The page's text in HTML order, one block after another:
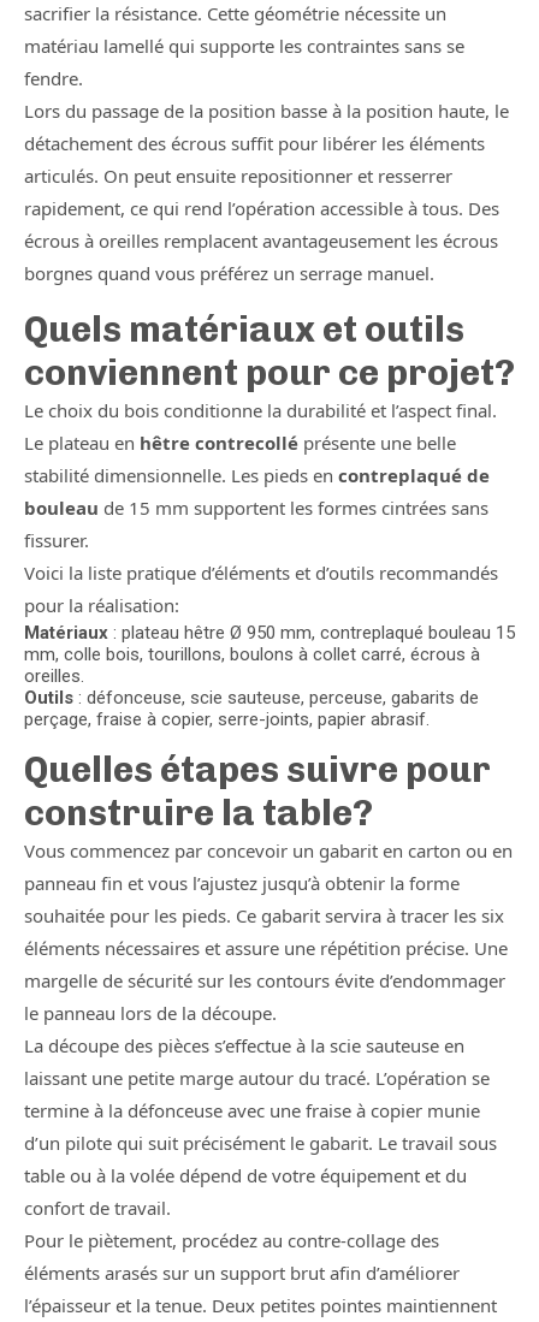
sacrifier la résistance. Cette géométrie nécessite un
matériau lamellé qui supporte les contraintes sans se
fendre.
Lors du passage de la position basse à la position haute, le
détachement des écrous suffit pour libérer les éléments
articulés. On peut ensuite repositionner et resserrer
rapidement, ce qui rend l’opération accessible à tous. Des
écrous à oreilles remplacent avantageusement les écrous
borgnes quand vous préférez un serrage manuel.
Quels matériaux et outils
conviennent pour ce projet?
Le choix du bois conditionne la durabilité et l’aspect final.
Le plateau en hêtre contrecollé présente une belle
stabilité dimensionnelle. Les pieds en contreplaqué de
bouleau de 15 mm supportent les formes cintrées sans
fissurer.
Voici la liste pratique d’éléments et d’outils recommandés
pour la réalisation:
Matériaux : plateau hêtre Ø 950 mm, contreplaqué bouleau 15
mm, colle bois, tourillons, boulons à collet carré, écrous à
oreilles.
Outils : défonceuse, scie sauteuse, perceuse, gabarits de
perçage, fraise à copier, serre-joints, papier abrasif.
Quelles étapes suivre pour
construire la table?
Vous commencez par concevoir un gabarit en carton ou en
panneau fin et vous l’ajustez jusqu’à obtenir la forme
souhaitée pour les pieds. Ce gabarit servira à tracer les six
éléments nécessaires et assure une répétition précise. Une
margelle de sécurité sur les contours évite d’endommager
le panneau lors de la découpe.
La découpe des pièces s’effectue à la scie sauteuse en
laissant une petite marge autour du tracé. L’opération se
termine à la défonceuse avec une fraise à copier munie
d’un pilote qui suit précisément le gabarit. Le travail sous
table ou à la volée dépend de votre équipement et du
confort de travail.
Pour le piètement, procédez au contre-collage des
éléments arasés sur un support brut afin d’améliorer
l’épaisseur et la tenue. Deux petites pointes maintiennent